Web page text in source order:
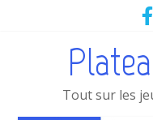
Tout sur les